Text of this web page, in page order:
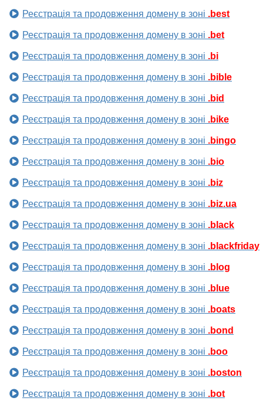
Реєстрація та продовження домену в зоні .best
Реєстрація та продовження домену в зоні .bet
Реєстрація та продовження домену в зоні .bi
Реєстрація та продовження домену в зоні .bible
Реєстрація та продовження домену в зоні .bid
Реєстрація та продовження домену в зоні .bike
Реєстрація та продовження домену в зоні .bingo
Реєстрація та продовження домену в зоні .bio
Реєстрація та продовження домену в зоні .biz
Реєстрація та продовження домену в зоні .biz.ua
Реєстрація та продовження домену в зоні .black
Реєстрація та продовження домену в зоні .blackfriday
Реєстрація та продовження домену в зоні .blog
Реєстрація та продовження домену в зоні .blue
Реєстрація та продовження домену в зоні .boats
Реєстрація та продовження домену в зоні .bond
Реєстрація та продовження домену в зоні .boo
Реєстрація та продовження домену в зоні .boston
Реєстрація та продовження домену в зоні .bot